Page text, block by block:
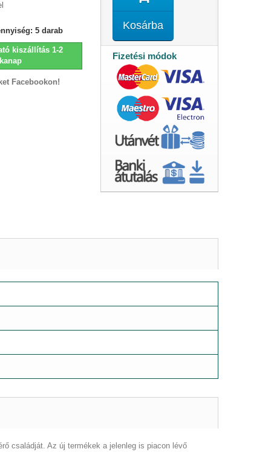
5 darab
kiszállítás 1-2
Facebookon!
Kosárba
Fizetési módok
családját. Az új termékek a jelenleg is piacon lévő